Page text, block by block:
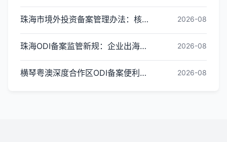
珠海市境外投资备案管理办法：核心内容与办理指引 2026-08
珠海ODI备案监管新规：企业出海投资合规红线梳理 2026-08
横琴粤澳深度合作区ODI备案便利化政策全解读 2026-08